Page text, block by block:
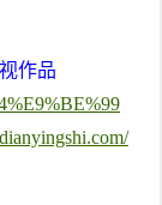
作品